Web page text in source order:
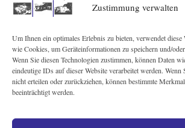
Zustimmung verwalten
Um Ihnen ein optimales Erlebnis zu bieten, verwendet diese
wie Cookies, um Geräteinformationen zu speichern und/
Wenn Sie diesen Technologien zustimmen, können Daten
eindeutige IDs auf dieser Website verarbeitet werden.
nicht erteilen oder zurückziehen, können bestimmte
beeinträchtigt werden.
Besucher
Sie sind seit 01.02.2001 der